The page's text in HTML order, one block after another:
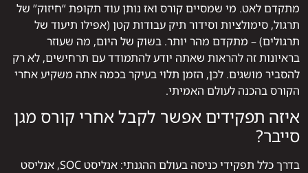
מתקדם לאט. מי שמסיים קורס ואז נותן עוד תקופת “חיזוק” של
תרגול, סימולציות וסידור תיק עבודות קטן (אפילו תיעוד של
תרגולים) – מתקדם מהר יותר. בשוק של היום, מה שעוזר
בראיונות זה להראות שאתה יודע להתמודד עם תרחישים, לא רק
להסביר מושגים. לכן, הזמן תלוי בעיקר בכמה אתה משקיע אחרי
הקורס בהכנה לעולם האמיתי.
איזה תפקידים אפשר לקבל אחרי קורס מגן
סייבר?
בדרך כלל תפקידי כניסה בעולם ההגנתי: אנליסט SOC, אנליסט